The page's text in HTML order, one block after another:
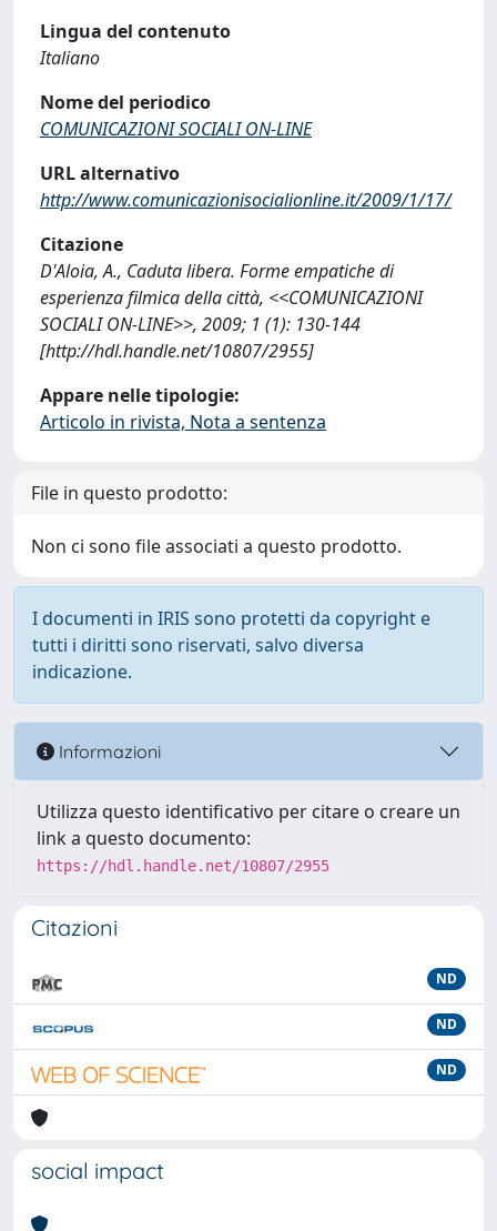
Lingua del contenuto
Italiano
Nome del periodico
COMUNICAZIONI SOCIALI ON-LINE
URL alternativo
http://www.comunicazionisocialionline.it/2009/1/17/
Citazione
D'Aloia, A., Caduta libera. Forme empatiche di
esperienza filmica della città, <<COMUNICAZIONI
SOCIALI ON-LINE>>, 2009; 1 (1): 130-144
[http://hdl.handle.net/10807/2955]
Appare nelle tipologie:
Articolo in rivista, Nota a sentenza
File in questo prodotto:
Non ci sono file associati a questo prodotto.
I documenti in IRIS sono protetti da copyright e
tutti i diritti sono riservati, salvo diversa
indicazione.
Informazioni
Utilizza questo identificativo per citare o creare un
link a questo documento:
https://hdl.handle.net/10807/2955
Citazioni
ND
ND
ND
social impact